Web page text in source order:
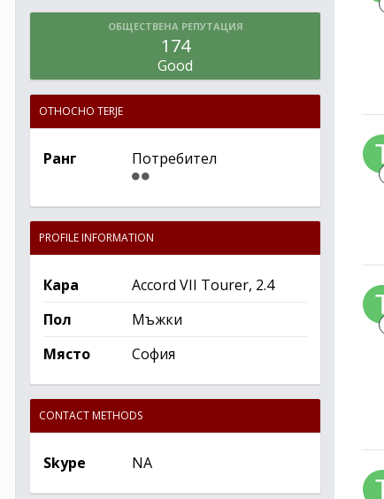
ОБЩЕСТВЕНА РЕПУТАЦИЯ
174
Good
ОТНОСНО TERJE
Ранг Потребител
PROFILE INFORMATION
Кара
Accord VII Tourer, 2.4
Пол
Мъжки
Място
София
CONTACT METHODS
Skype NA